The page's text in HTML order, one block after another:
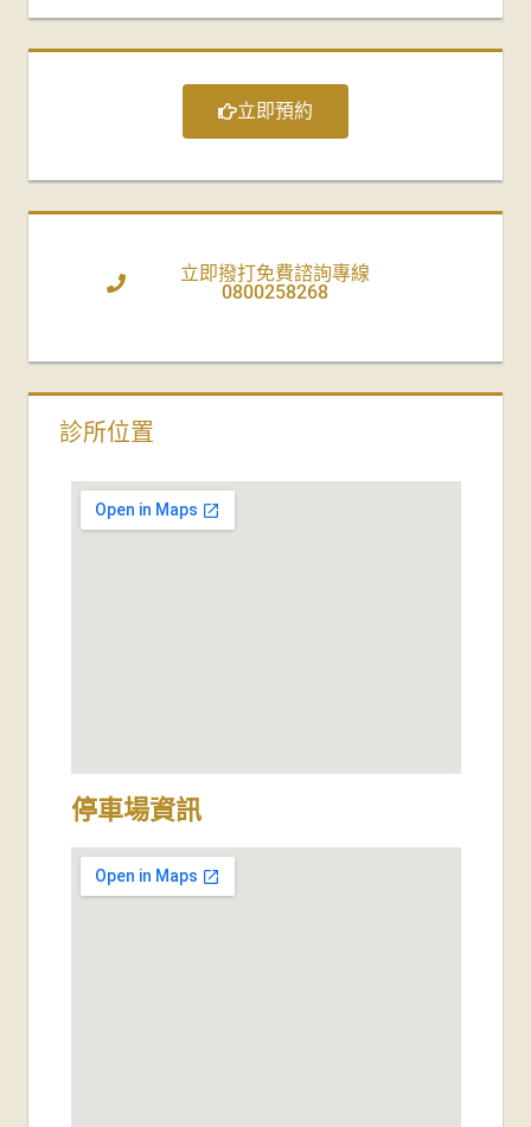
立即預約
立即撥打免費諮詢專線
0800258268
診所位置
停車場資訊